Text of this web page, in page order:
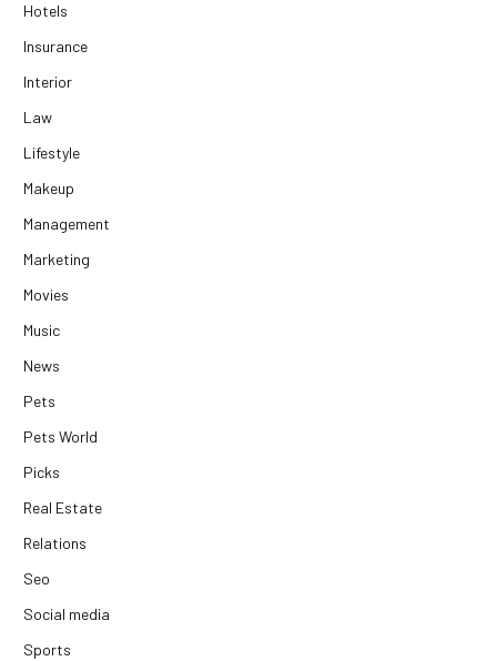
Hotels
Insurance
Interior
Law
Lifestyle
Makeup
Management
Marketing
Movies
Music
News
Pets
Pets World
Picks
Real Estate
Relations
Seo
Social media
Sports